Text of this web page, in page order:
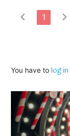
chevron_left 1 chevron_right
You have tolog in